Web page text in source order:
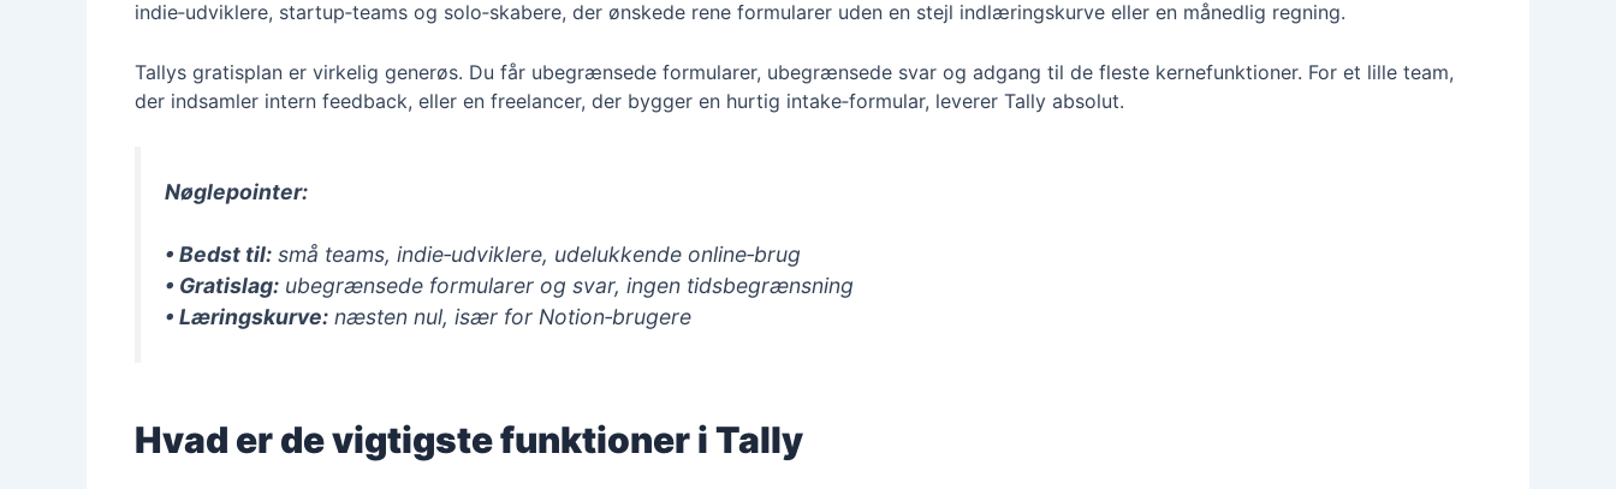
indie‑udviklere, startup‑teams og solo‑skabere, der ønskede rene formularer uden en stejl indlæringskurve eller en månedlig regning.
Tallys gratisplan er virkelig generøs. Du får ubegrænsede formularer, ubegrænsede svar og adgang til de fleste kernefunktioner. For et lille team,
der indsamler intern feedback, eller en freelancer, der bygger en hurtig intake‑formular, leverer Tally absolut.
Nøglepointer:
• Bedst til: små teams, indie‑udviklere, udelukkende online‑brug
• Gratislag: ubegrænsede formularer og svar, ingen tidsbegrænsning
• Læringskurve: næsten nul, især for Notion‑brugere
Hvad er de vigtigste funktioner i Tally